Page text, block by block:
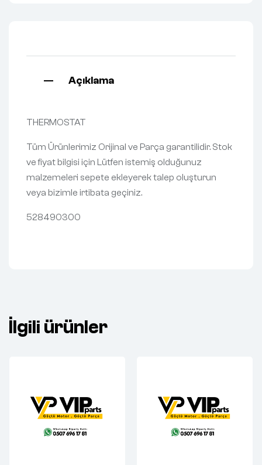
Açıklama
THERMOSTAT
Tüm Ürünlerimiz Orijinal ve Parça garantilidir. Stok
ve fiyat bilgisi için Lütfen istemiş olduğunuz
malzemeleri sepete ekleyerek talep oluşturun
veya bizimle irtibata geçiniz.
528490300
İlgili ürünler